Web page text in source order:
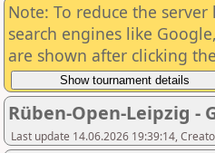
Note: To reduce the
search engines like
are shown after clicking
Rüben-Open-Leipzig -
Last update 14.06.2026 19:39:14,